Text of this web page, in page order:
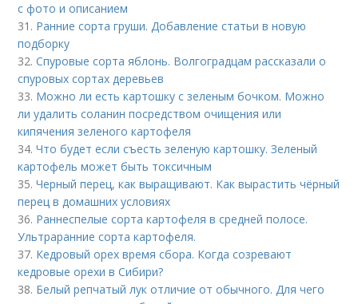
с фото и описанием
31. Ранние сорта груши. Добавление статьи в новую
подборку
32.Спуровые сорта яблонь. Волгоградцам рассказали о
спуровых сортах деревьев
33. Можно ли есть картошку с зеленым бочком. Можно
ли удалить соланин посредством очищения или
кипячения зеленого картофеля
34.Что будет если съесть зеленую картошку. Зеленый
картофель может быть токсичным
35.Черный перец, как выращивают. Как вырастить чёрный
перец в домашних условиях
36. Раннеспелые сорта картофеля в средней полосе.
Ультраранние сорта картофеля.
37. Кедровый орех время сбора. Когда созревают
кедровые орехи в Сибири?
38. Белый репчатый лук отличие от обычного. Для чего